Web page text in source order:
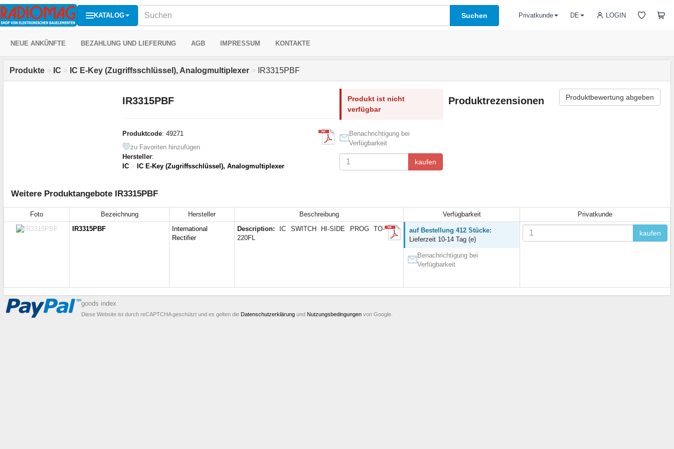
KATALOG Suchen LOGIN
Privatkunde DE
NEUE ANKÜNFTE BEZAHLUNG UND LIEFERUNG AGB IMPRESSUM KONTAKTE
Produkte > IC > IC E-Key (Zugriffsschlüssel), Analogmultiplexer > IR3315PBF
IR3315PBF
Produktcode: 49271
zu Favoriten hinzufügen
Hersteller:
IC > IC E-Key (Zugriffsschlüssel), Analogmultiplexer
Produkt ist nicht
verfügbar
Benachrichtigung bei
Verfügbarkeit
kaufen
Produktrezensionen Produktbewertung abgeben
Weitere Produktangebote IR3315PBF
Foto Bezeichnung Hersteller Beschreibung Verfügbarkeit
Privatkunde
IR3315PBF
International
Rectifier
Description: IC SWITCH HI-SIDE PROG TO-
220FL
auf Bestellung 412 Stücke:
Lieferzeit 10-14 Tag (e)
Benachrichtigung bei
Verfügbarkeit
kaufen
goods index
Diese Website ist durch reCAPTCHA geschützt und es gelten die Datenschutzerklärung und Nutzungsbedingungen von Google.